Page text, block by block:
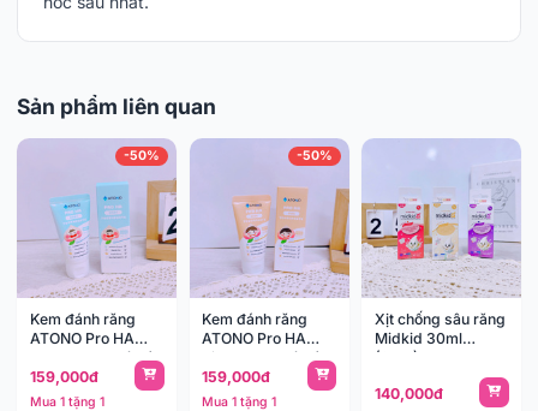
Sản phẩm liên quan
-50%
Kem đánh răng
ATONO Pro HA
Baby hương đào (
0-3y)
159,000đ
Mua 1 tặng 1
-50%
Kem đánh răng
ATONO Pro HA
Kids hương đào (
3-10y)
159,000đ
Mua 1 tặng 1
Xịt chống sâu răng
Midkid 30ml
(3m+)
140,000đ